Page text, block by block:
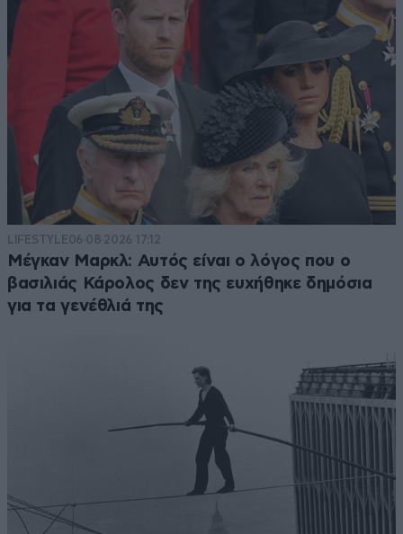
LIFESTYLE06·08·2026 17:12
Μέγκαν Μαρκλ: Αυτός είναι ο λόγος που ο
βασιλιάς Κάρολος δεν της ευχήθηκε δημόσια
για τα γενέθλιά της